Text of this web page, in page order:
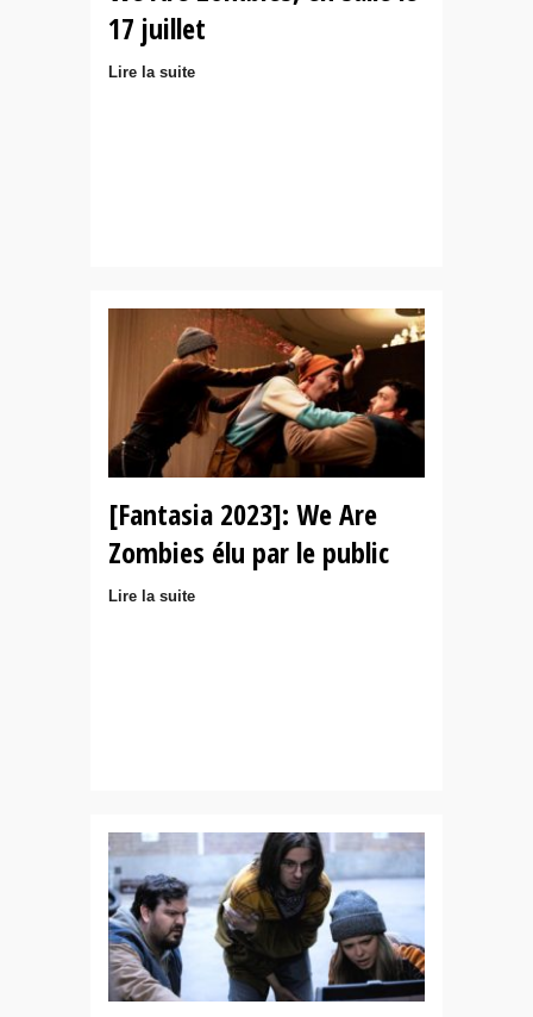
17 juillet
Lire la suite
[Fantasia 2023]: We Are
Zombies élu par le public
Lire la suite